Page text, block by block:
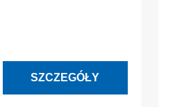
SZCZEGÓŁY